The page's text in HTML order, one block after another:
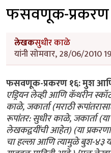
फसवणूक-
लेखकसुधीर काळे
यांनी सोमवार, 28/06/2010
फसवणूक-प्रकरण १६: मुश
एड्रियन लेव्ही आणि कॅथरीन
काळे, जकार्ता (मराठी
रूपांतर: सुधीर काळे, जकार्ता
लेखकद्वयींची आहेत) (या
चा हल्ला आणि त्यामुळे बुश-४३